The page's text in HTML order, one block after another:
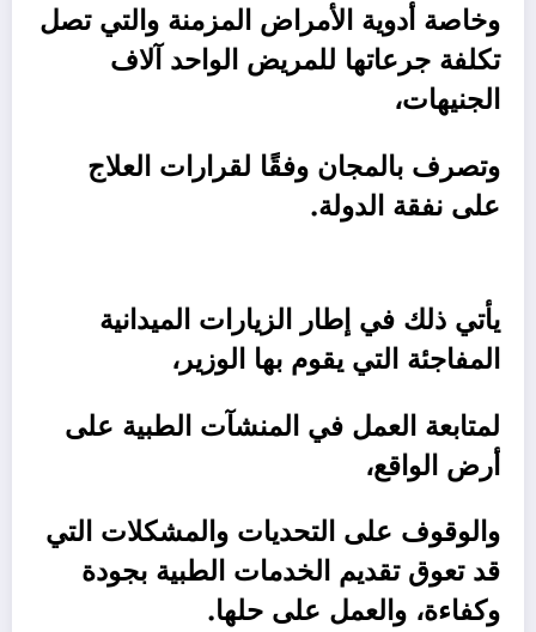
وخاصة أدوية الأمراض المزمنة والتي تصل
تكلفة جرعاتها للمريض الواحد آلاف
الجنيهات،
وتصرف بالمجان وفقًا لقرارات العلاج
على نفقة الدولة.
يأتي ذلك في إطار الزيارات الميدانية
المفاجئة التي يقوم بها الوزير،
لمتابعة العمل في المنشآت الطبية على
أرض الواقع،
والوقوف على التحديات والمشكلات التي
قد تعوق تقديم الخدمات الطبية بجودة
وكفاءة، والعمل على حلها.